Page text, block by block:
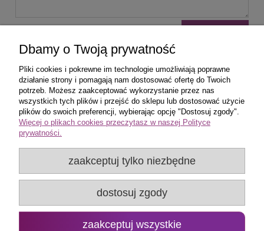
Zakupy
Popularne produkty
Moje konto
Promo Group Rafał Huk
Dbamy o Twoją prywatność
Pliki cookies i pokrewne im technologie umożliwiają poprawne
działanie strony i pomagają nam dostosować ofertę do Twoich
potrzeb. Możesz zaakceptować wykorzystanie przez nas
wszystkich tych plików i przejść do sklepu lub dostosować użycie
plików do swoich preferencji, wybierając opcję "Dostosuj zgody".
Więcej o plikach cookies przeczytasz w naszej Polityce
prywatności.
zaakceptuj tylko niezbędne
dostosuj zgody
zaakceptuj wszystkie